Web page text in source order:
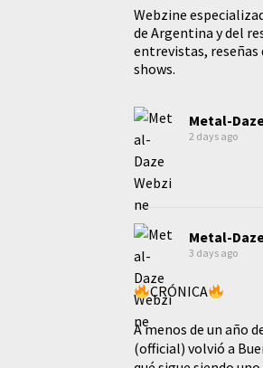
Webzine
de Argentina y del
entrevistas, reseñas
shows.
Metal-
2 days ago
Metal-
3 days ago
CRÓNICA
A menos de un año
(official) volvió a